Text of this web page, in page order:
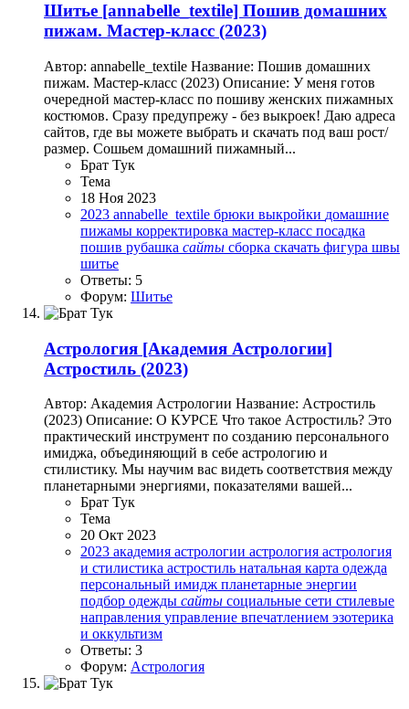
Шитье [annabelle_textile] Пошив домашних
пижам. Мастер-класс (2023)
Автор: annabelle_textile Название: Пошив домашних
пижам. Мастер-класс (2023) Описание: У меня готов
очередной мастер-класс по пошиву женских пижамных
костюмов. Сразу предупрежу - без выкроек! Даю адреса
сайтов, где вы можете выбрать и скачать под ваш рост/
размер. Сошьем домашний пижамный...
Брат Тук
Тема
18 Ноя 2023
2023 annabelle_textile брюки выкройки домашние
пижамы корректировка мастер-класс посадка
пошив рубашка сайты сборка скачать фигура швы
шитье
Ответы: 5
Форум: Шитье
Астрология [Академия Астрологии]
Астростиль (2023)
Автор: Академия Астрологии Название: Астростиль
(2023) Описание: О КУРСЕ Что такое Астростиль? Это
практический инструмент по созданию персонального
имиджа, объединяющий в себе астрологию и
стилистику. Мы научим вас видеть соответствия между
планетарными энергиями, показателями вашей...
Брат Тук
Тема
20 Окт 2023
2023 академия астрологии астрология астрология
и стилистика астростиль натальная карта одежда
персональный имидж планетарные энергии
подбор одежды сайты социальные сети стилевые
направления управление впечатлением эзотерика
и оккультизм
Ответы: 3
Форум: Астрология